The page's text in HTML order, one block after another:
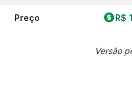
Preço R$
Versão